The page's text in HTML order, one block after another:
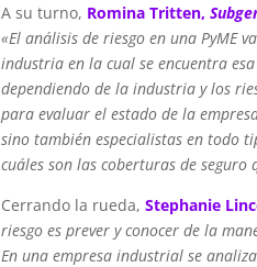
A su turno, Romina Tritten,
«El análisis de riesgo en una PyME
industria en la cual se encuentra
dependiendo de la industria y los
para evaluar el estado de la
sino también especialistas en todo
cuáles son las coberturas de seguro
Cerrando la rueda,Stephanie
riesgo es prever y conocer de la
En una empresa industrial se